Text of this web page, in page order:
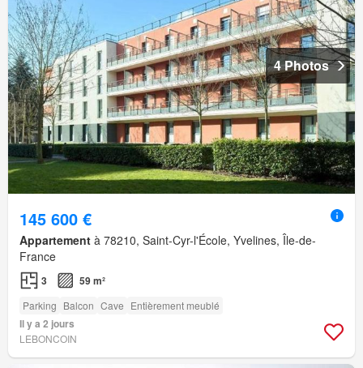
4 Photos
145 600 €
Appartement à 78210, Saint-Cyr-l'École, Yvelines, Île-de-
France
3 59 m²
Parking Balcon Cave Entièrement meublé
Il y a 2 jours
LEBONCOIN